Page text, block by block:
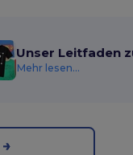
Unser Leitfaden
Mehr lesen...